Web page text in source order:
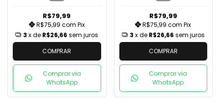
R$79,99
R$75,99 com Pix
3 x de R$26,66 sem juros
COMPRAR
Comprar via
WhatsApp
R$79,99
R$75,99com Pix
3 x de R$26,66 sem juros
COMPRAR
Comprar via
WhatsApp